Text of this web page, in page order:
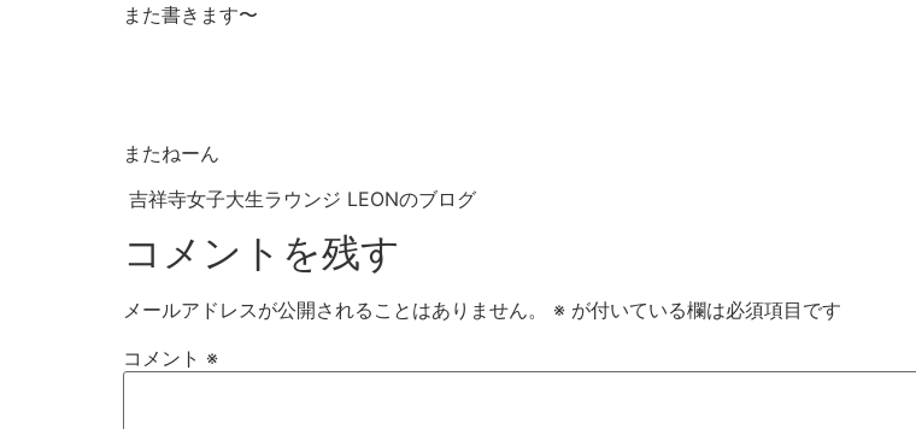
また書きます〜
またねーん
吉祥寺女子大生ラウンジ LEONのブログ
コメントを残す
メールアドレスが公開されることはありません。 ※ が付いている欄は必須項目です
コメント ※